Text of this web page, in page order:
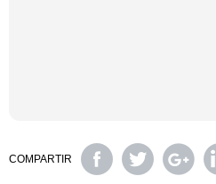
COMPARTIR